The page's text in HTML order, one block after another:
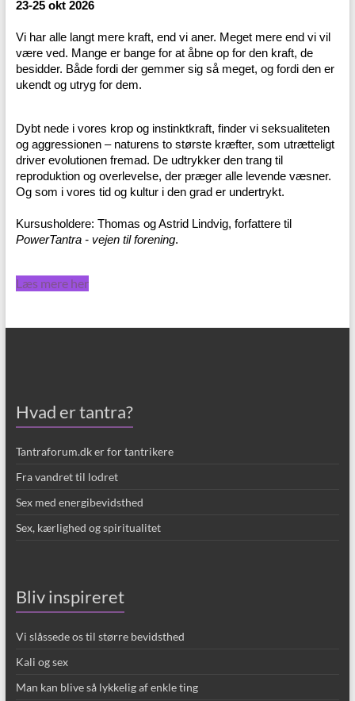
23-25 okt 2026
Vi har alle langt mere kraft, end vi aner. Meget mere end vi vil
være ved. Mange er bange for at åbne op for den kraft, de
besidder. Både fordi der gemmer sig så meget, og fordi den er
ukendt og utryg for dem.
Dybt nede i vores krop og instinktkraft, finder vi seksualiteten
og aggressionen – naturens to største kræfter, som utrætteligt
driver evolutionen fremad. De udtrykker den trang til
reproduktion og overlevelse, der præger alle levende væsner.
Og som i vores tid og kultur i den grad er undertrykt.
Kursusholdere: Thomas og Astrid Lindvig, forfattere til
PowerTantra - vejen til forening.
Læs mere her
Hvad er tantra?
Tantraforum.dk er for tantrikere
Fra vandret til lodret
Sex med energibevidsthed
Sex, kærlighed og spiritualitet
Bliv inspireret
Vi slåssede os til større bevidsthed
Kali og sex
Man kan blive så lykkelig af enkle ting